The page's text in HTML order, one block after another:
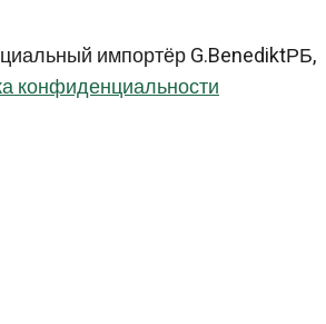
импортёр G.BenediktРБ,
конфиденциальности